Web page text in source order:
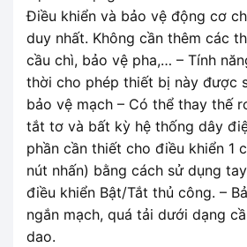
Điều khiển và bảo vệ động cơ
duy nhất. Không cần thêm các
cầu chì, bảo vệ pha,… – Tính
thời cho phép thiết bị này được
bảo vệ mạch – Có thể thay thế
tắt tơ và bất kỳ hệ thống dây
phần cần thiết cho điều khiển 1
nút nhấn) bằng cách sử dụng
điều khiển Bật/Tắt thủ công. –
ngắn mạch, quá tải dưới dạng
dao.